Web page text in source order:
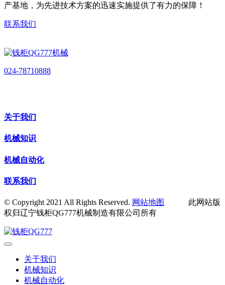
产基地，为先进技术方案的迅速实施提供了有力的保障！
联系我们
024-78710888
关于我们
机械知识
机械自动化
联系我们
© Copyright 2021 All Rights Reserved. 网站地图
此网站版
权归辽宁钱柜QG777机械制造有限公司所有
关于我们
机械知识
机械自动化